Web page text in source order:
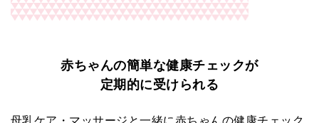
赤ちゃんの簡単な健康チェックが
定期的に受けられる